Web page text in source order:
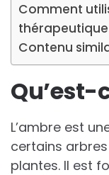
Comment
Contenu
Qu’est-
L’ambre est
certains
plantes. Il est